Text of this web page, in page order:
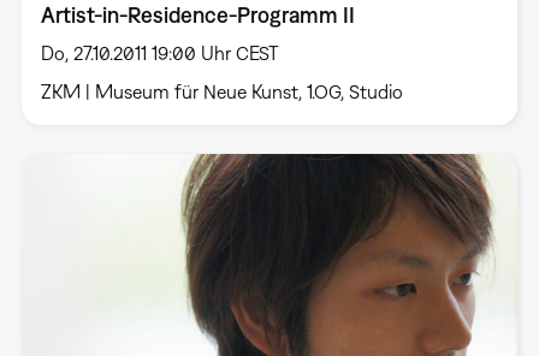
Artist-in-Residence-Programm II
Do, 27.10.2011 19:00 Uhr CEST
ZKM | Museum für Neue Kunst, 1.OG, Studio